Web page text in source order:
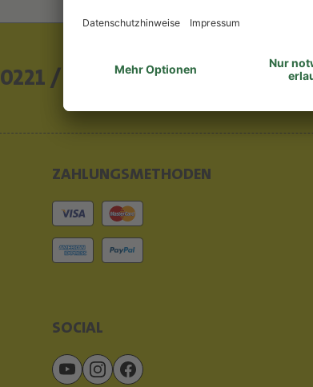
0221 / 13 97 28 - 0
ZAHLUNGSMETHODEN
SOCIAL